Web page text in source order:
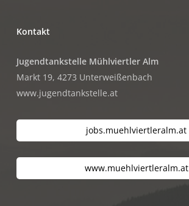
Kontakt
Jugendtankstelle Mühlviertler Alm
Markt 19, 4273 Unterweißenbach
www.jugendtankstelle.at
jobs.muehlviertleralm.at
www.muehlviertleralm.at